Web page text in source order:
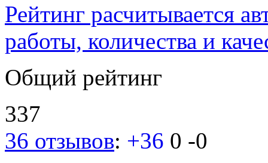
Рейтинг расчитывается
работы, количества и
Общий рейтинг
337
36 отзывов: +36 0 -0